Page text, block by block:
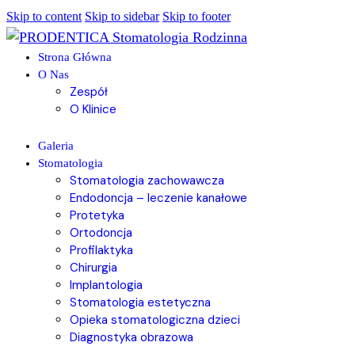
Skip to content Skip to sidebar Skip to footer
Strona Główna
O Nas
Zespół
O Klinice
Galeria
Stomatologia
Stomatologia zachowawcza
Endodoncja – leczenie kanałowe
Protetyka
Ortodoncja
Profilaktyka
Chirurgia
Implantologia
Stomatologia estetyczna
Opieka stomatologiczna dzieci
Diagnostyka obrazowa